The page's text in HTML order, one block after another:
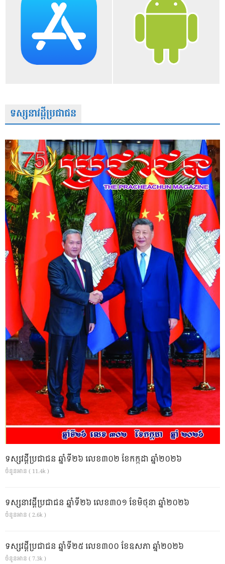
ទស្សនាវដ្តីប្រជាជន
ទស្សវដ្តីប្រជាជន ឆ្នាំទី២៦ លេខ៣០២ ខែកក្កដា ឆ្នាំ២០២៦
ចំនួនអាន ( 11.4k )
ទស្សនាវដ្ដីប្រជាជន ឆ្នាំទី២៦ លេខ៣០១ ខែមិថុនា ឆ្នាំ២០២៦
ចំនួនអាន ( 2.6k )
ទស្សវដ្តីប្រជាជន ឆ្នាំទី២៥ លេខ៣០០ ខែឧសភា ឆ្នាំ២០២៦
ចំនួនអាន ( 7.3k )